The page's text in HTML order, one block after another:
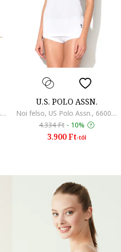
Cirkóniummal díszített nyaklánc és fülbevaló szett
U.S. POLO ASSN.
Noi felso, US Polo Assn., 66001, fekete
4.334 Ft - 10%
3.900 Ft-tól